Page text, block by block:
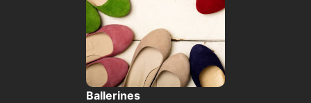
Ballerines